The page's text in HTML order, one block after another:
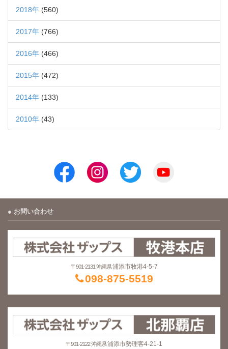
2018年 (560)
2017年 (766)
2016年 (466)
2015年 (472)
2014年 (133)
2010年 (43)
お問い合わせ
〒901-2131 沖縄県 浦添市牧港4-5-7
098-875-5519
〒901-2122 沖縄県浦添市勢理客4-21-1